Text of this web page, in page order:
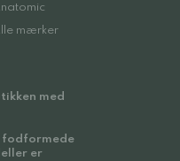
mærker
med
fodformede
er